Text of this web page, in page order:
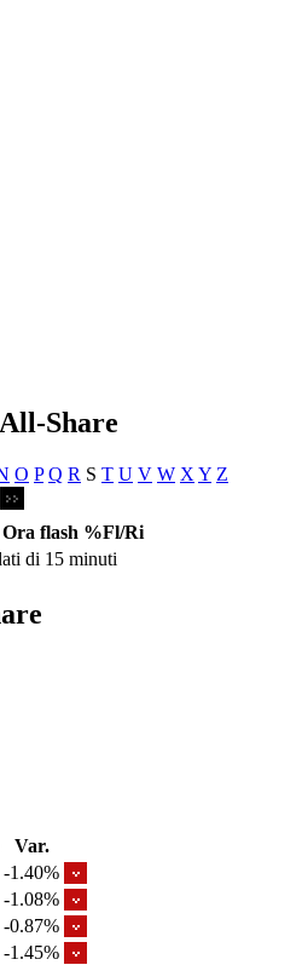
Share
O P Q R S T U V W X Y Z
Ora flash %Fl/Ri
di 15 minuti
Var.
-1.40%
-1.08%
-0.87%
-1.45%